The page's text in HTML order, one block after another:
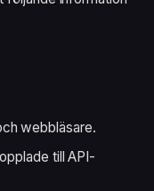
webbläsare.
till API-